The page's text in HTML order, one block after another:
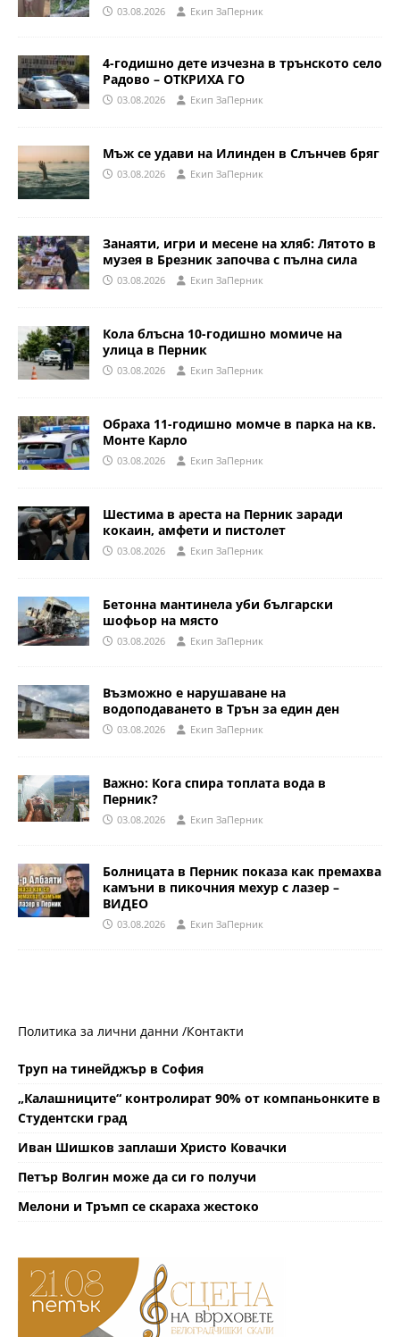
03.08.2026 Eкип ЗаПерник
4-годишно дете изчезна в трънското село
Радово – ОТКРИХА ГО
03.08.2026 Eкип ЗаПерник
Мъж се удави на Илинден в Слънчев бряг
03.08.2026 Eкип ЗаПерник
Занаяти, игри и месене на хляб: Лятото в
музея в Брезник започва с пълна сила
03.08.2026 Eкип ЗаПерник
Кола блъсна 10-годишно момиче на
улица в Перник
03.08.2026 Eкип ЗаПерник
Обраха 11-годишно момче в парка на кв.
Монте Карло
03.08.2026 Eкип ЗаПерник
Шестима в ареста на Перник заради
кокаин, амфети и пистолет
03.08.2026 Eкип ЗаПерник
Бетонна мантинела уби български
шофьор на място
03.08.2026 Eкип ЗаПерник
Възможно е нарушаване на
водоподаването в Трън за един ден
03.08.2026 Eкип ЗаПерник
Важно: Кога спира топлата вода в
Перник?
03.08.2026 Eкип ЗаПерник
Болницата в Перник показа как премахва
камъни в пикочния мехур с лазер –
ВИДЕО
03.08.2026 Eкип ЗаПерник
Политика за лични данни /Контакти
Труп на тинейджър в София
„Калашниците“ контролират 90% от компаньонките в
Студентски град
Иван Шишков заплаши Христо Ковачки
Петър Волгин може да си го получи
Мелони и Тръмп се скараха жестоко